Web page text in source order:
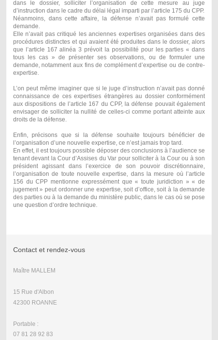
dans le dossier, solliciter l’organisation de cette mesure au juge
d’instruction dans le cadre du délai légal imparti par l’article 175 du CPP.
Néanmoins, dans cette affaire, la défense n’avait pas formulé cette
demande.
Elle n’avait pas critiqué les anciennes expertises organisées dans des
procédures distinctes et qui avaient été produites dans le dossier, alors
que l’article 167 alinéa 3 prévoit la possibilité pour les parties « dans
tous les cas » de présenter ses observations, ou de formuler une
demande, notamment aux fins de complément d’expertise ou de contre-
expertise.
L’on peut même imaginer que si le juge d’instruction n’avait pas donné
connaissance de ces expertises étrangères au dossier conformément
aux dispositions de l’article 167 du CPP, la défense pouvait également
envisager de solliciter la nullité de celles-ci comme portant atteinte aux
droits de la défense.
Enfin, précisons que si la défense souhaite toujours bénéficier de
l’organisation d’une nouvelle expertise, ce n’est jamais trop tard.
En effet, il est toujours possible déposer des conclusions à l’audience se
tenant devant la Cour d’Assises du Var pour solliciter à la Cour ou à son
président agissant dans l’exercice de son pouvoir discrétionnaire,
l’organisation de toute nouvelle expertise, dans la mesure où l’article
156 du CPP mentionne expressément que « toute juridiction » « de
jugement » peut ordonner une expertise, soit d’office, soit à la demande
des parties ou à la demande du ministère public, dans le cas où se pose
une question d’ordre technique.
Contact et rendez-vous
Maître MALLEM
15 Rue d'Albon
42300 ROANNE
Portable :
07 81 28 92 83